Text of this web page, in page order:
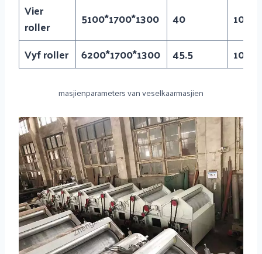
Vier
roller
5100*1700*1300 40
1000
Vyf roller
6200*1700*1300 45.5 1000
masjienparameters van veselkaarmasjien